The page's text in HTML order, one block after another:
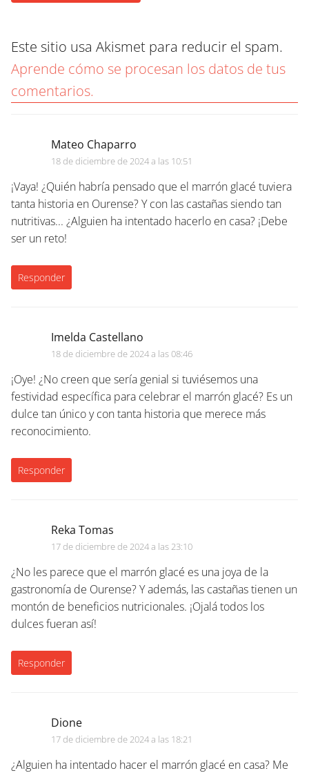
Mateo Chaparro
18 de diciembre de 2024 a las 10:51
¡Vaya! ¿Quién habría pensado que el marrón glacé tuviera
tanta historia en Ourense? Y con las castañas siendo tan
nutritivas... ¿Alguien ha intentado hacerlo en casa? ¡Debe
ser un reto!
Responder
Imelda Castellano
18 de diciembre de 2024 a las 08:46
¡Oye! ¿No creen que sería genial si tuviésemos una
festividad específica para celebrar el marrón glacé? Es un
dulce tan único y con tanta historia que merece más
reconocimiento.
Responder
Reka Tomas
17 de diciembre de 2024 a las 23:10
¿No les parece que el marrón glacé es una joya de la
gastronomía de Ourense? Y además, las castañas tienen un
montón de beneficios nutricionales. ¡Ojalá todos los
dulces fueran así!
Responder
Dione
17 de diciembre de 2024 a las 18:21
¿Alguien ha intentado hacer el marrón glacé en casa? Me
Este sitio usa Akismet para reducir el spam.
Aprende cómo se procesan los datos de tus
comentarios.